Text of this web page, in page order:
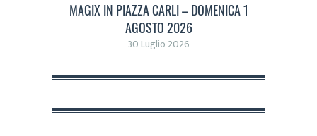
MAGIX IN PIAZZA CARLI – DOMENICA 1
AGOSTO 2026
30 Luglio 2026